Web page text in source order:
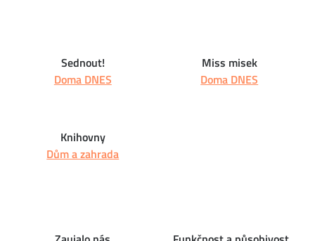
Sednout!
Doma DNES
Miss misek
Doma DNES
Knihovny
Dům a zahrada